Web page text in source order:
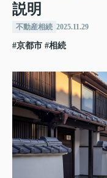
説明
不動産相続 2025.11.29
#京都市 #相続